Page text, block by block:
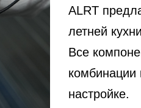
ALRT
летней
Все
комбинации
настройке.